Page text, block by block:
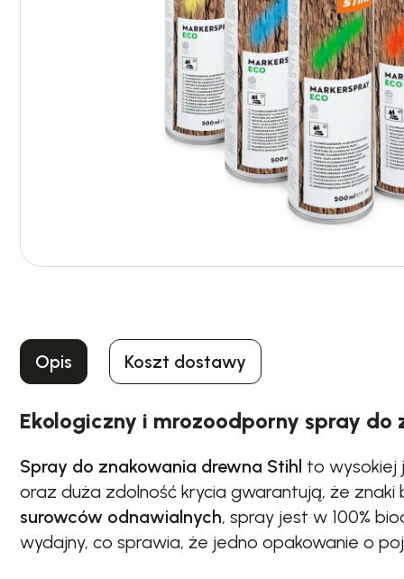
Opis Koszt dostawy
Ekologiczny i mrozoodporny spray
Spray do znakowania drewna Stihl to wysokiej
oraz duża zdolność krycia gwarantują, że
surowców odnawialnych, spray jest w 100%
wydajny, co sprawia, że jedno opakowanie o